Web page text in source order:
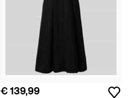
€ 139,99